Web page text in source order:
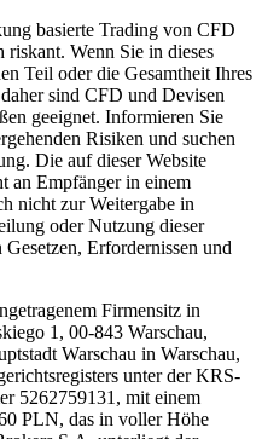
basierte Trading von CFD
Wenn Sie in dieses
Teil oder die Gesamtheit Ihres
sind CFD und Devisen
geeignet. Informieren Sie
Risiken und suchen
Die auf dieser Website
an Empfänger in einem
nicht zur Weitergabe in
oder Nutzung dieser
Erfordernissen und
Firmensitz in
1, 00-843 Warschau,
Warschau in Warschau,
unter der KRS-
5262759131, mit einem
PLN, das in voller Höhe